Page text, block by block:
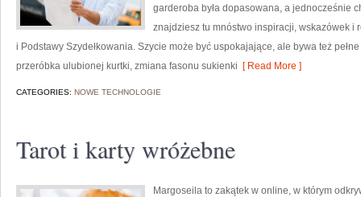
garderoba była dopasowana, a jednocześnie
znajdziesz tu mnóstwo inspiracji, wskazówek i
i Podstawy Szydełkowania. Szycie może być uspokajające, ale bywa też
przeróbka ulubionej kurtki, zmiana fasonu sukienki [ Read More ]
CATEGORIES: NOWE TECHNOLOGIE
Tarot i karty wróżebne
Margoseila to zakątek w online, w którym